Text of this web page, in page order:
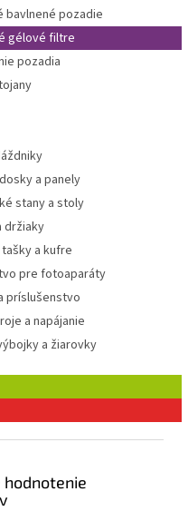
bavlnené pozadie
gélové filtre
pozadia
a panely
stany a stoly
držiaky
a kufre
pre fotoaparáty
príslušenstvo
a napájanie
a žiarovky
hodnotenie